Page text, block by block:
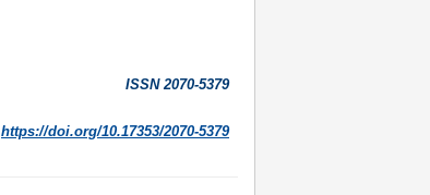
ISSN 2070-5379
https://doi.org/10.17353/2070-5379